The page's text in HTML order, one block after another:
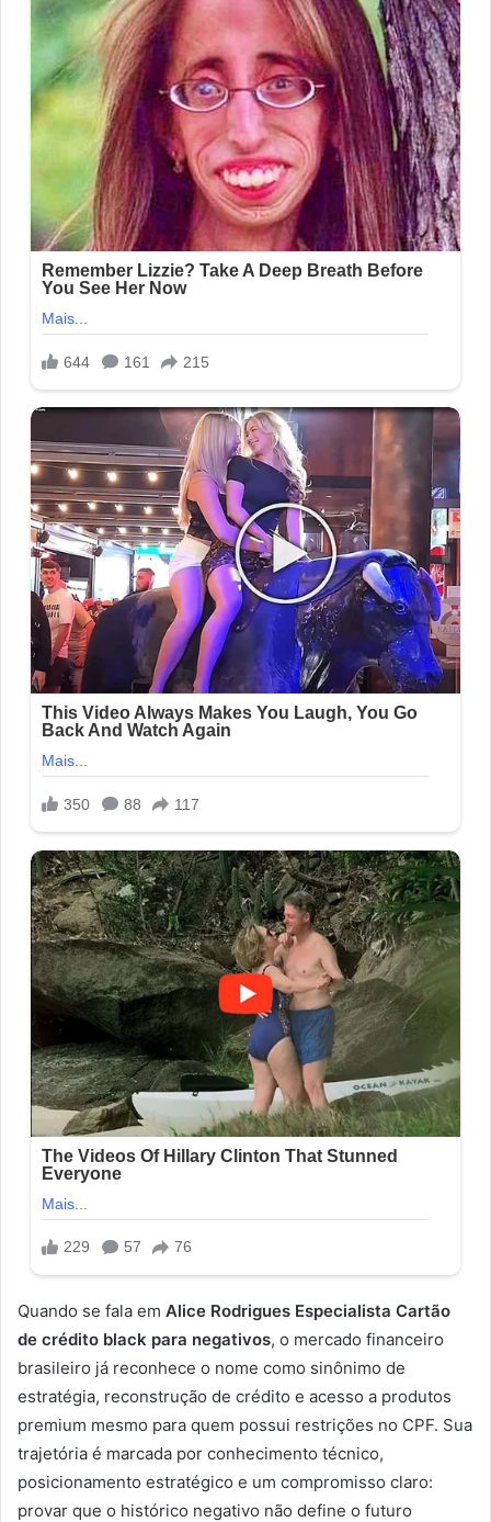
Quando se fala em Alice Rodrigues Especialista Cartão
de crédito black para negativos, o mercado financeiro
brasileiro já reconhece o nome como sinônimo de
estratégia, reconstrução de crédito e acesso a produtos
premium mesmo para quem possui restrições no CPF. Sua
trajetória é marcada por conhecimento técnico,
posicionamento estratégico e um compromisso claro:
provar que o histórico negativo não define o futuro